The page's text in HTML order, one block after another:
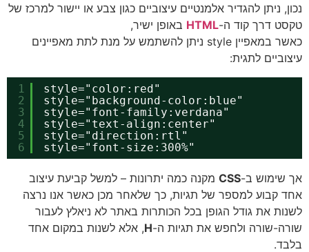
ניתן להגדיר אלמנטיים עיצוביים כגון צבע או יישור למרכז של
דרך קוד ה-HTMLבאופן ישיר,
כאשר במאפיין style ניתן להשתמש על מנת לתת מאפיינים
לתגית:
1
2
3
4
5
6
style="color:red"
style="background-color:blue"
style="font-family:verdana"
style="text-align:center"
style="direction:rtl"
style="font-size:300%"
ב-CSSמקנה כמה יתרונות – למשל קביעת עיצוב
קבוע למספר של תגיות, כך שלאחר מכן כאשר אנו נרצה
את גודל הגופן בכל הכותרות באתר לא ניאלץ לעבור
שורה ולחפש את תגיות ה-H , אלא לשנות במקום אחד